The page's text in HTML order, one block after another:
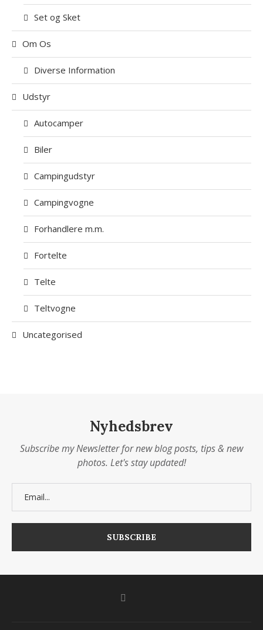
Set og Sket
Om Os
Diverse Information
Udstyr
Autocamper
Biler
Campingudstyr
Campingvogne
Forhandlere m.m.
Fortelte
Telte
Teltvogne
Uncategorised
Nyhedsbrev
Subscribe my Newsletter for new blog posts, tips & new
photos. Let's stay updated!